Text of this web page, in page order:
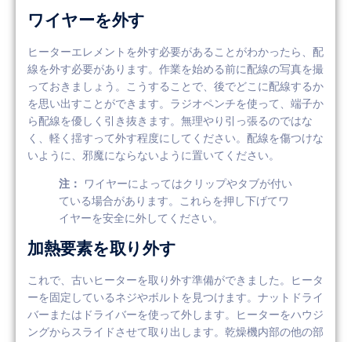
ワイヤーを外す
ヒーターエレメントを外す必要があることがわかったら、配
線を外す必要があります。作業を始める前に配線の写真を撮
っておきましょう。こうすることで、後でどこに配線するか
を思い出すことができます。ラジオペンチを使って、端子か
ら配線を優しく引き抜きます。無理やり引っ張るのではな
く、軽く揺すって外す程度にしてください。配線を傷つけな
いように、邪魔にならないように置いてください。
注：
ワイヤーによってはクリップやタブが付い
ている場合があります。これらを押し下げてワ
イヤーを安全に外してください。
加熱要素を取り外す
これで、古いヒーターを取り外す準備ができました。ヒータ
ーを固定しているネジやボルトを見つけます。ナットドライ
バーまたはドライバーを使って外します。ヒーターをハウジ
ングからスライドさせて取り出します。乾燥機内部の他の部